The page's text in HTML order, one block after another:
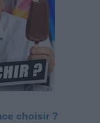
choisir ?